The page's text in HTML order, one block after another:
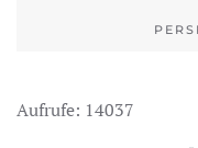
Aufrufe: 14037